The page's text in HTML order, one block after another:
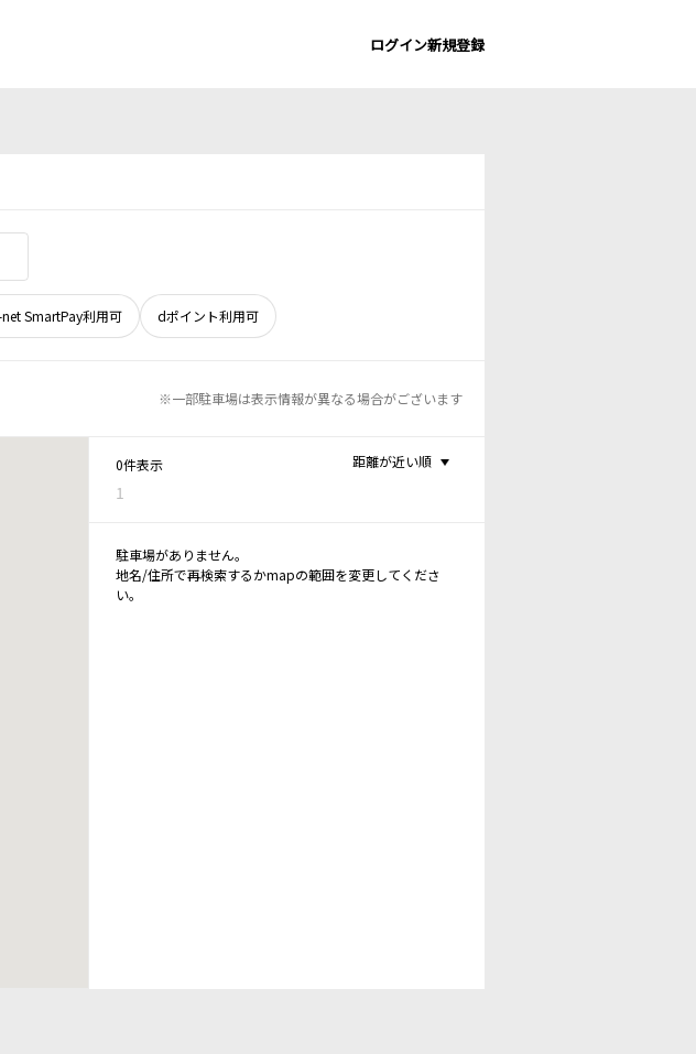
ログイン新規登録
net SmartPay利用可 dポイント利用可
※一部駐車場は表示情報が異なる場合がございます
0件表示
1
距離が近い順
駐車場がありません。
地名/住所で再検索するかmapの範囲を変更してくださ
い。